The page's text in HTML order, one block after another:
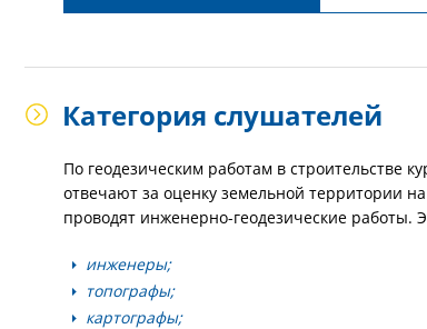
Категория слушателей
По геодезическим работам в строительстве
отвечают за оценку земельной территории
проводят инженерно-геодезические работы.
инженеры;
топографы;
картографы;